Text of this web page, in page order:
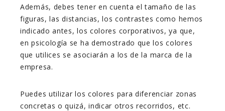
Además, debes tener en cuenta el tamaño de las
figuras, las distancias, los contrastes como hemos
indicado antes, los colores corporativos, ya que,
en psicología se ha demostrado que los colores
que utilices se asociarán a los de la marca de la
empresa.
Puedes utilizar los colores para diferenciar zonas
concretas o quizá, indicar otros recorridos, etc.